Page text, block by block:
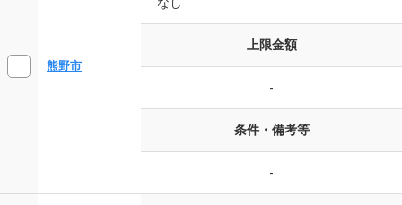
熊野市
上限金額
-
条件・備考等
-